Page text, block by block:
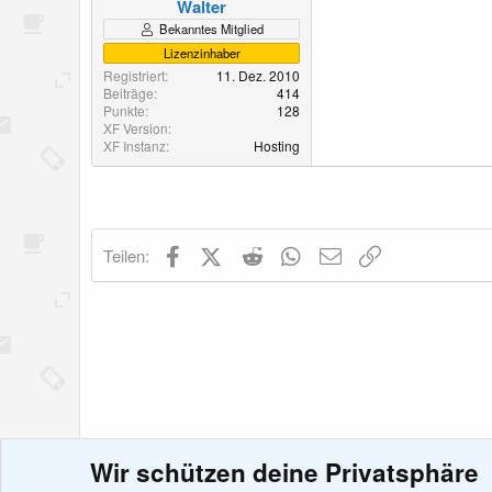
Walter
Bekanntes Mitglied
Lizenzinhaber
Registriert
11. Dez. 2010
Beiträge
414
Punkte
128
XF Version
XF Instanz
Hosting
Teilen: FacebookX (Twitter)
Reddit WhatsApp
E-Mail
News & Informationen Feedback zu xenDACH
Wir schützen deine Privatsphäre